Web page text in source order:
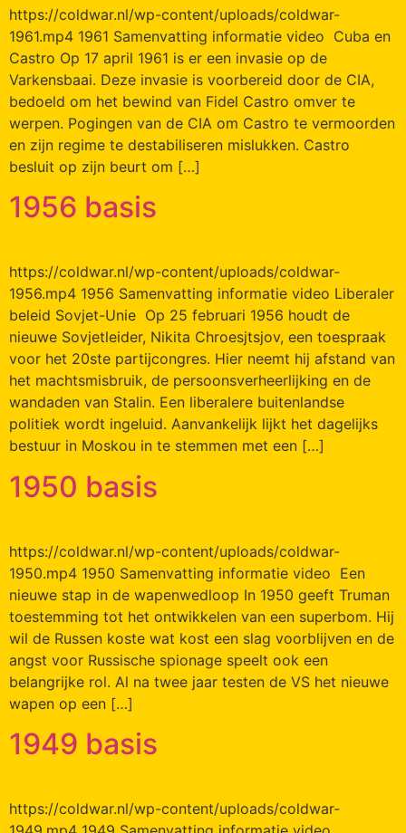
https://coldwar.nl/wp-content/uploads/coldwar-
1961.mp4 1961 Samenvatting informatie video Cuba en
Castro Op 17 april 1961 is er een invasie op de
Varkensbaai. Deze invasie is voorbereid door de CIA,
bedoeld om het bewind van Fidel Castro omver te
werpen. Pogingen van de CIA om Castro te vermoorden
en zijn regime te destabiliseren mislukken. Castro
besluit op zijn beurt om […]
1956 basis
https://coldwar.nl/wp-content/uploads/coldwar-
1956.mp4 1956 Samenvatting informatie video Liberaler
beleid Sovjet-Unie Op 25 februari 1956 houdt de
nieuwe Sovjetleider, Nikita Chroesjtsjov, een toespraak
voor het 20ste partijcongres. Hier neemt hij afstand van
het machtsmisbruik, de persoonsverheerlijking en de
wandaden van Stalin. Een liberalere buitenlandse
politiek wordt ingeluid. Aanvankelijk lijkt het dagelijks
bestuur in Moskou in te stemmen met een […]
1950 basis
https://coldwar.nl/wp-content/uploads/coldwar-
1950.mp4 1950 Samenvatting informatie video Een
nieuwe stap in de wapenwedloop In 1950 geeft Truman
toestemming tot het ontwikkelen van een superbom. Hij
wil de Russen koste wat kost een slag voorblijven en de
angst voor Russische spionage speelt ook een
belangrijke rol. Al na twee jaar testen de VS het nieuwe
wapen op een […]
1949 basis
https://coldwar.nl/wp-content/uploads/coldwar-